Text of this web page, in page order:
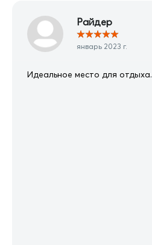
Райдер
★★★★★
январь 2023 г.
Идеальное место для отдыха.